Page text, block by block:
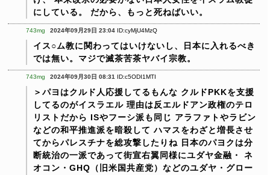
にしている。
だから、もっと死ねばいい。
743mg 2024年09月29日 23:04 ID:cyMjU4MzQ
イス○ム教に関わってはいけないし、日本に入れるべき
では無い。マジで滅茶苦茶ヤバイ宗教。
743mg 2024年09月30日 08:31 ID:c5ODI1MTI
＞パヨはクルド人応援してるもんな クルドPKKを支援
してるのがイスラエル 理由は反エルドアン政権のテロ
リストだから ISやフーシ派も同じ アラファトやラビン
などの和平推進派を暗殺して ハマスをわざと増長させ
てからパレスチナを総攻撃したりね 日本のパヨクは分
断統治の一派であって街宣右翼同様にユダヤ金融・
ネ
オコン・GHQ（旧米国共産党）などのユダヤ・グロー